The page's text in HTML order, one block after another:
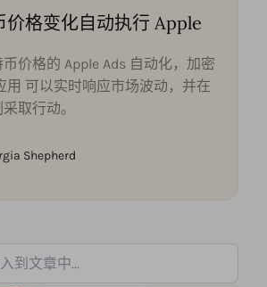
价格变化自动执行 Apple
价格的 Apple Ads 自动化，加密
用 可以实时响应市场波动，并在
取行动。
Shepherd
中...